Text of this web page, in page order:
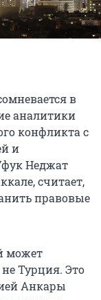
в
аналитики
конфликта с
и
Неджат
считает,
правовые
может
Турция. Это
Анкары